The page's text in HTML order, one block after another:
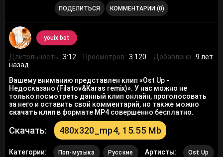
ПОДЕЛИТЬСЯ КОММЕНТАРИИ (0)
youix.bot
Длительность: 3:12 Просмотров: 3 120 Добавлено: 9 лет
назад
Вашему вниманию представлен клип «Ost Up -
Недосказано (Filatov&Karas remix)». У нас можно не
только посмотреть данный клип онлайн, проголосовать
за него и оставить свой комментарий, но также можно
скачать клип в формате MP4 совершенно бесплатно.
Скачать: 480x320_mp4, 15.55 Mb
Категории: Поп-музыка Русские Артисты: Ost Up